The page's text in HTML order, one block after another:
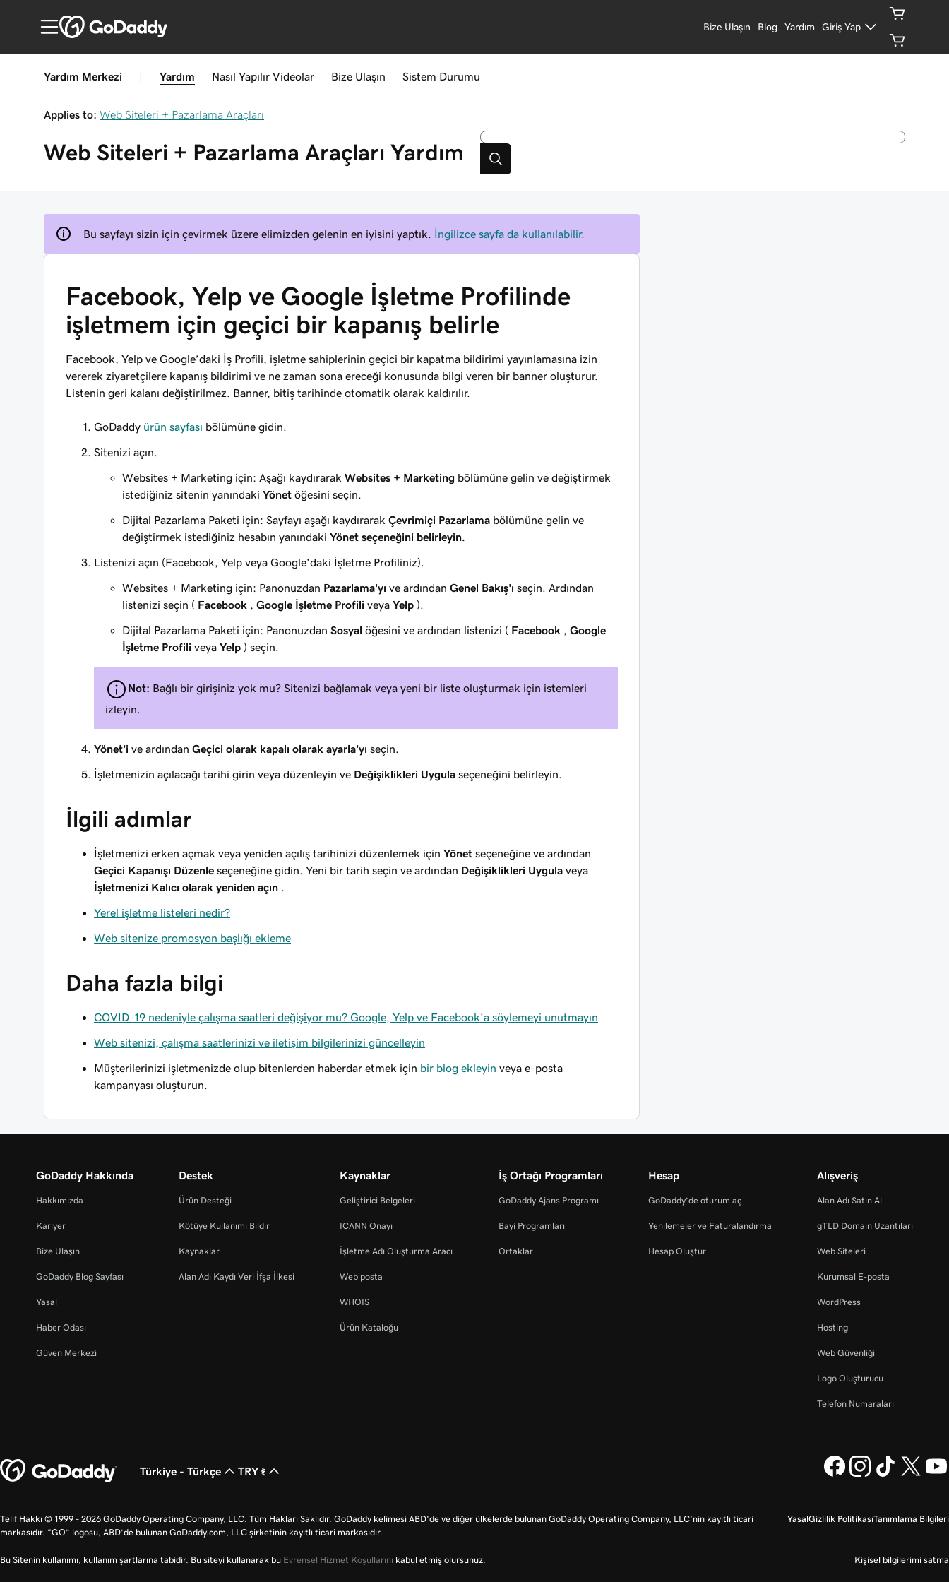
Bize Ulaşın Blog Yardım Giriş Yap
Yardım Merkezi Yardım Nasıl Yapılır Videolar Bize Ulaşın Sistem Durumu
Applies to: Web Siteleri + Pazarlama Araçları
Web Siteleri + Pazarlama Araçları Yardım
Bu sayfayı sizin için çevirmek üzere elimizden gelenin en iyisini yaptık. İngilizce sayfa da kullanılabilir.
Facebook, Yelp ve Google İşletme Profilinde
işletmem için geçici bir kapanış belirle
Facebook, Yelp ve Google’daki İş Profili, işletme sahiplerinin geçici bir kapatma bildirimi yayınlamasına izin
vererek ziyaretçilere kapanış bildirimi ve ne zaman sona ereceği konusunda bilgi veren bir banner oluşturur.
Listenin geri kalanı değiştirilmez. Banner, bitiş tarihinde otomatik olarak kaldırılır.
GoDaddy ürün sayfası bölümüne gidin.
Sitenizi açın.
Websites + Marketing için: Aşağı kaydırarak Websites + Marketing bölümüne gelin ve değiştirmek
istediğiniz sitenin yanındaki Yönet öğesini seçin.
Dijital Pazarlama Paketi için: Sayfayı aşağı kaydırarak Çevrimiçi Pazarlama bölümüne gelin ve
değiştirmek istediğiniz hesabın yanındaki Yönet seçeneğini belirleyin.
Listenizi açın (Facebook, Yelp veya Google’daki İşletme Profiliniz).
Websites + Marketing için: Panonuzdan Pazarlama'yı ve ardından Genel Bakış'ı seçin. Ardından
listenizi seçin ( Facebook Google İşletme Profili veya Yelp ).
Dijital Pazarlama Paketi için: Panonuzdan Sosyal öğesini ve ardından listenizi ( Facebook
Google
İşletme Profili veya Yelp ) seçin.
Not: Bağlı bir girişiniz yok mu? Sitenizi bağlamak veya yeni bir liste oluşturmak için istemleri
izleyin.
Yönet'i ve ardından Geçici olarak kapalı olarak ayarla'yı seçin.
İşletmenizin açılacağı tarihi girin veya düzenleyin ve Değişiklikleri Uygula seçeneğini belirleyin.
İlgili adımlar
İşletmenizi erken açmak veya yeniden açılış tarihinizi düzenlemek için Yönet seçeneğine ve ardından
Geçici Kapanışı Düzenle seçeneğine gidin. Yeni bir tarih seçin ve ardından Değişiklikleri Uygula veya
İşletmenizi Kalıcı olarak yeniden açın
Yerel işletme listeleri nedir?
Web sitenize promosyon başlığı ekleme
Daha fazla bilgi
COVID-19 nedeniyle çalışma saatleri değişiyor mu? Google, Yelp ve Facebook’a söylemeyi unutmayın
Web sitenizi, çalışma saatlerinizi ve iletişim bilgilerinizi güncelleyin
Müşterilerinizi işletmenizde olup bitenlerden haberdar etmek için bir blog ekleyin veya e-posta
kampanyası oluşturun.
GoDaddy Hakkında
Hakkımızda
Kariyer
Bize Ulaşın
GoDaddy Blog Sayfası
Yasal
Haber Odası
Güven Merkezi
Destek
Ürün Desteği
Kötüye Kullanımı Bildir
Kaynaklar
Alan Adı Kaydı Veri İfşa İlkesi
Kaynaklar
Geliştirici Belgeleri
ICANN Onayı
İşletme Adı Oluşturma Aracı
Web posta
WHOIS
Ürün Kataloğu
İş Ortağı Programları
GoDaddy Ajans Programı
Bayi Programları
Ortaklar
Hesap
GoDaddy’de oturum aç
Yenilemeler ve Faturalandırma
Hesap Oluştur
Alışveriş
Alan Adı Satın Al
gTLD Domain Uzantıları
Web Siteleri
Kurumsal E-posta
WordPress
Hosting
Web Güvenliği
Logo Oluşturucu
Telefon Numaraları
Türkiye - Türkçe TRY ₺
YasalGizlilik PolitikasıTanımlama Bilgileri
Kişisel bilgilerimi satma
Telif Hakkı © 1999 - 2026 GoDaddy Operating Company, LLC. Tüm Hakları Saklıdır. GoDaddy kelimesi ABD'de ve diğer ülkelerde bulunan GoDaddy Operating Company, LLC’nin kayıtlı ticari
markasıdır. “GO” logosu, ABD’de bulunan GoDaddy.com, LLC şirketinin kayıtlı ticari markasıdır.
Bu Sitenin kullanımı, kullanım şartlarına tabidir. Bu siteyi kullanarak bu Evrensel Hizmet Koşullarını kabul etmiş olursunuz.